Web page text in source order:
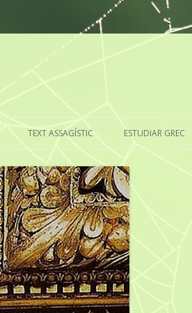
TEXT ASSAGÍSTIC
CUI PRODEST?
DEL LLATÍ, QUÈ EN PENSO?
PAGA LA PENA ESTUDIAR LLATÍ?
EL LLATÍ, MARE DE MOLTES DE
LES LLENGÜES EUROPEES
ACTUALS
ESTUDIAR GREC